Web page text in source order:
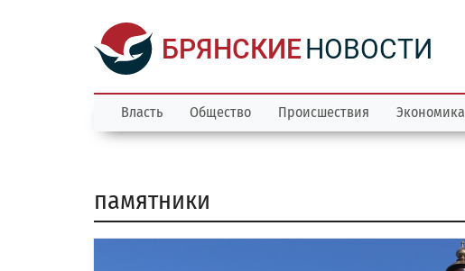
БРЯНСКИЕНОВОСТИ
Власть Общество Происшествия Экономика
памятники